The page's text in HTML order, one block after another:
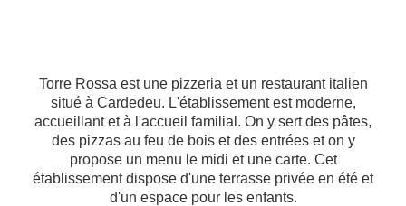
Torre Rossa est une pizzeria et un restaurant italien
situé à Cardedeu. L'établissement est moderne,
accueillant et à l'accueil familial. On y sert des pâtes,
des pizzas au feu de bois et des entrées et on y
propose un menu le midi et une carte. Cet
établissement dispose d'une terrasse privée en été et
d'un espace pour les enfants.